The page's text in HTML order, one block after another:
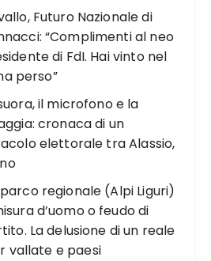
Futuro Nazionale di
“Complimenti al neo
di FdI. Hai vinto nel
perso”
il microfono e la
cronaca di un
elettorale tra Alassio,
regionale (Alpi Liguri)
d’uomo o feudo di
La delusione di un reale
vallate e paesi